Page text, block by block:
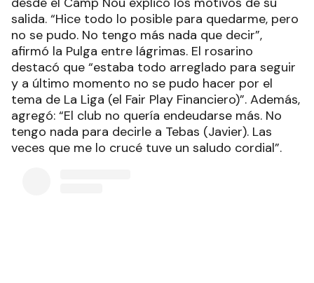
salida. “Hice todo lo posible para quedarme, pero
no se pudo. No tengo más nada que decir”,
afirmó la Pulga entre lágrimas. El rosarino
destacó que “estaba todo arreglado para seguir
y a último momento no se pudo hacer por el
tema de La Liga (el Fair Play Financiero)”. Además,
agregó: “El club no quería endeudarse más. No
tengo nada para decirle a Tebas (Javier). Las
veces que me lo crucé tuve un saludo cordial”.